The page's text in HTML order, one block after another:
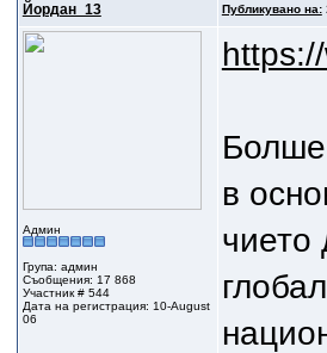
Йордан_13 Публикувано на:
Админ
Група: админ
Съобщения: 17 868
Участник # 544
Дата на регистрация: 10-August
06
в
чието